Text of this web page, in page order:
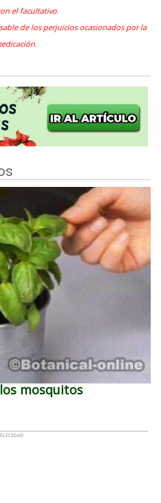
el facultativo.
de los perjuicios ocasionados por la
mosquitos